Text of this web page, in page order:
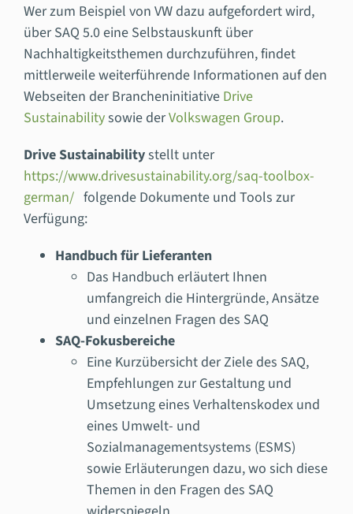
Wer zum Beispiel von VW dazu aufgefordert wird,
über SAQ 5.0 eine Selbstauskunft über
Nachhaltigkeitsthemen durchzuführen, findet
mittlerweile weiterführende Informationen auf den
Webseiten der Brancheninitiative Drive
Sustainabilitysowie derVolkswagen Group.
Drive Sustainabilitystellt unter
https://www.drivesustainability.org/saq-toolbox-
german/folgende Dokumente und Tools zur
Verfügung:
Handbuch für Lieferanten
Das Handbuch erläutert Ihnen
umfangreich die Hintergründe, Ansätze
und einzelnen Fragen des SAQ
SAQ-Fokusbereiche
Eine Kurzübersicht der Ziele des SAQ,
Empfehlungen zur Gestaltung und
Umsetzung eines Verhaltenskodex und
eines Umwelt- und
Sozialmanagementsystems (ESMS)
sowie Erläuterungen dazu, wo sich diese
Themen in den Fragen des SAQ